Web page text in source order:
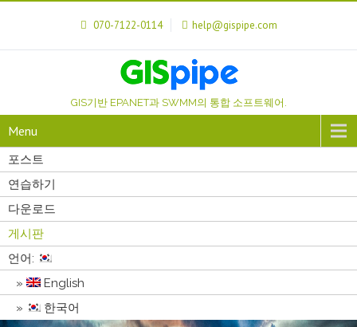
070-7122-0114 help@gispipe.com
GIS기반 EPANET과 SWMM의 통합 소프트웨어.
Menu
포스트
연습하기
다운로드
게시판
언어:
English
한국어